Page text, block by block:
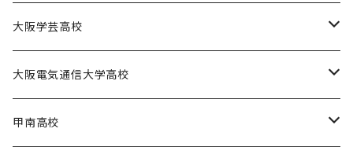
天理大学女子ハンドボール部
法政大学バスケットボール部
大阪学芸高校
大阪学芸高校バスケットボール部
大阪電気通信大学高校
電通高硬式野球部
甲南高校